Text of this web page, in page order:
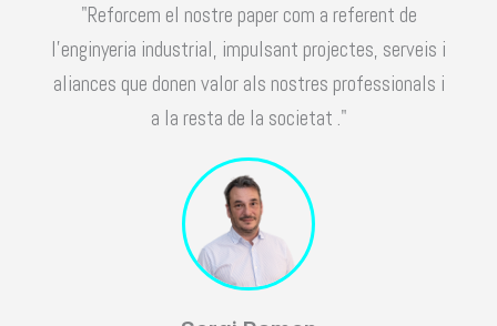
"Reforcem el nostre paper com a referent de
l’enginyeria industrial, impulsant projectes, serveis i
aliances que donen valor als nostres professionals i
a la resta de la societat ."